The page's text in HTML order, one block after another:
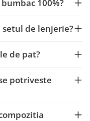
100%?
de lenjerie?
de pat?
potriveste